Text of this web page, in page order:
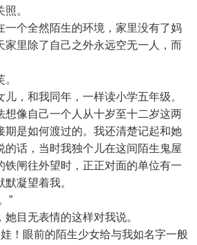
。
个全然陌生的环境，家里没有了妈
家里除了自己之外永远空无一人，而
和我同年，一样读小学五年级。
想像自己一个人从十岁至十二岁这两
期是如何渡过的。我还清楚记起和她
的话，当时我独个儿在这间陌生鬼屋
铁闸往外望时，正正对面的单位有一
凝望着我。
”
目无表情的这样对我说。
眼前的陌生少女给与我如名字一般